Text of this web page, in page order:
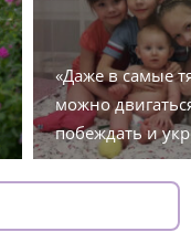
«Даже в самые
можно
побеждать и